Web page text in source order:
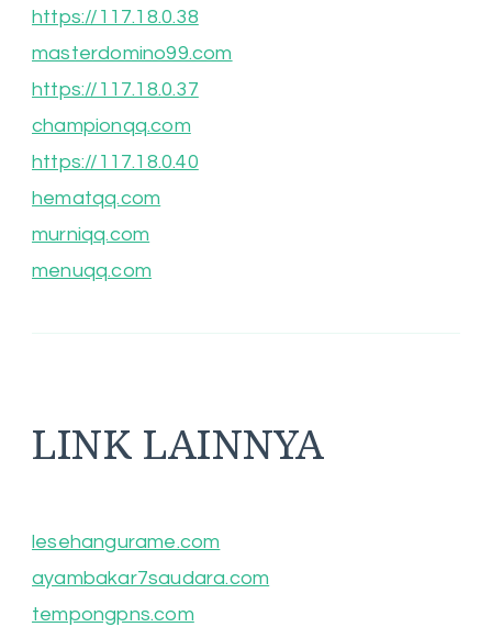
https://117.18.0.38
masterdomino99.com
https://117.18.0.37
championqq.com
https://117.18.0.40
hematqq.com
murniqq.com
menuqq.com
LINK LAINNYA
lesehangurame.com
ayambakar7saudara.com
tempongpns.com